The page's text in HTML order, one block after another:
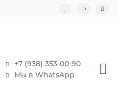
+7 (938) 353-00-90
Мы в WhatsApp